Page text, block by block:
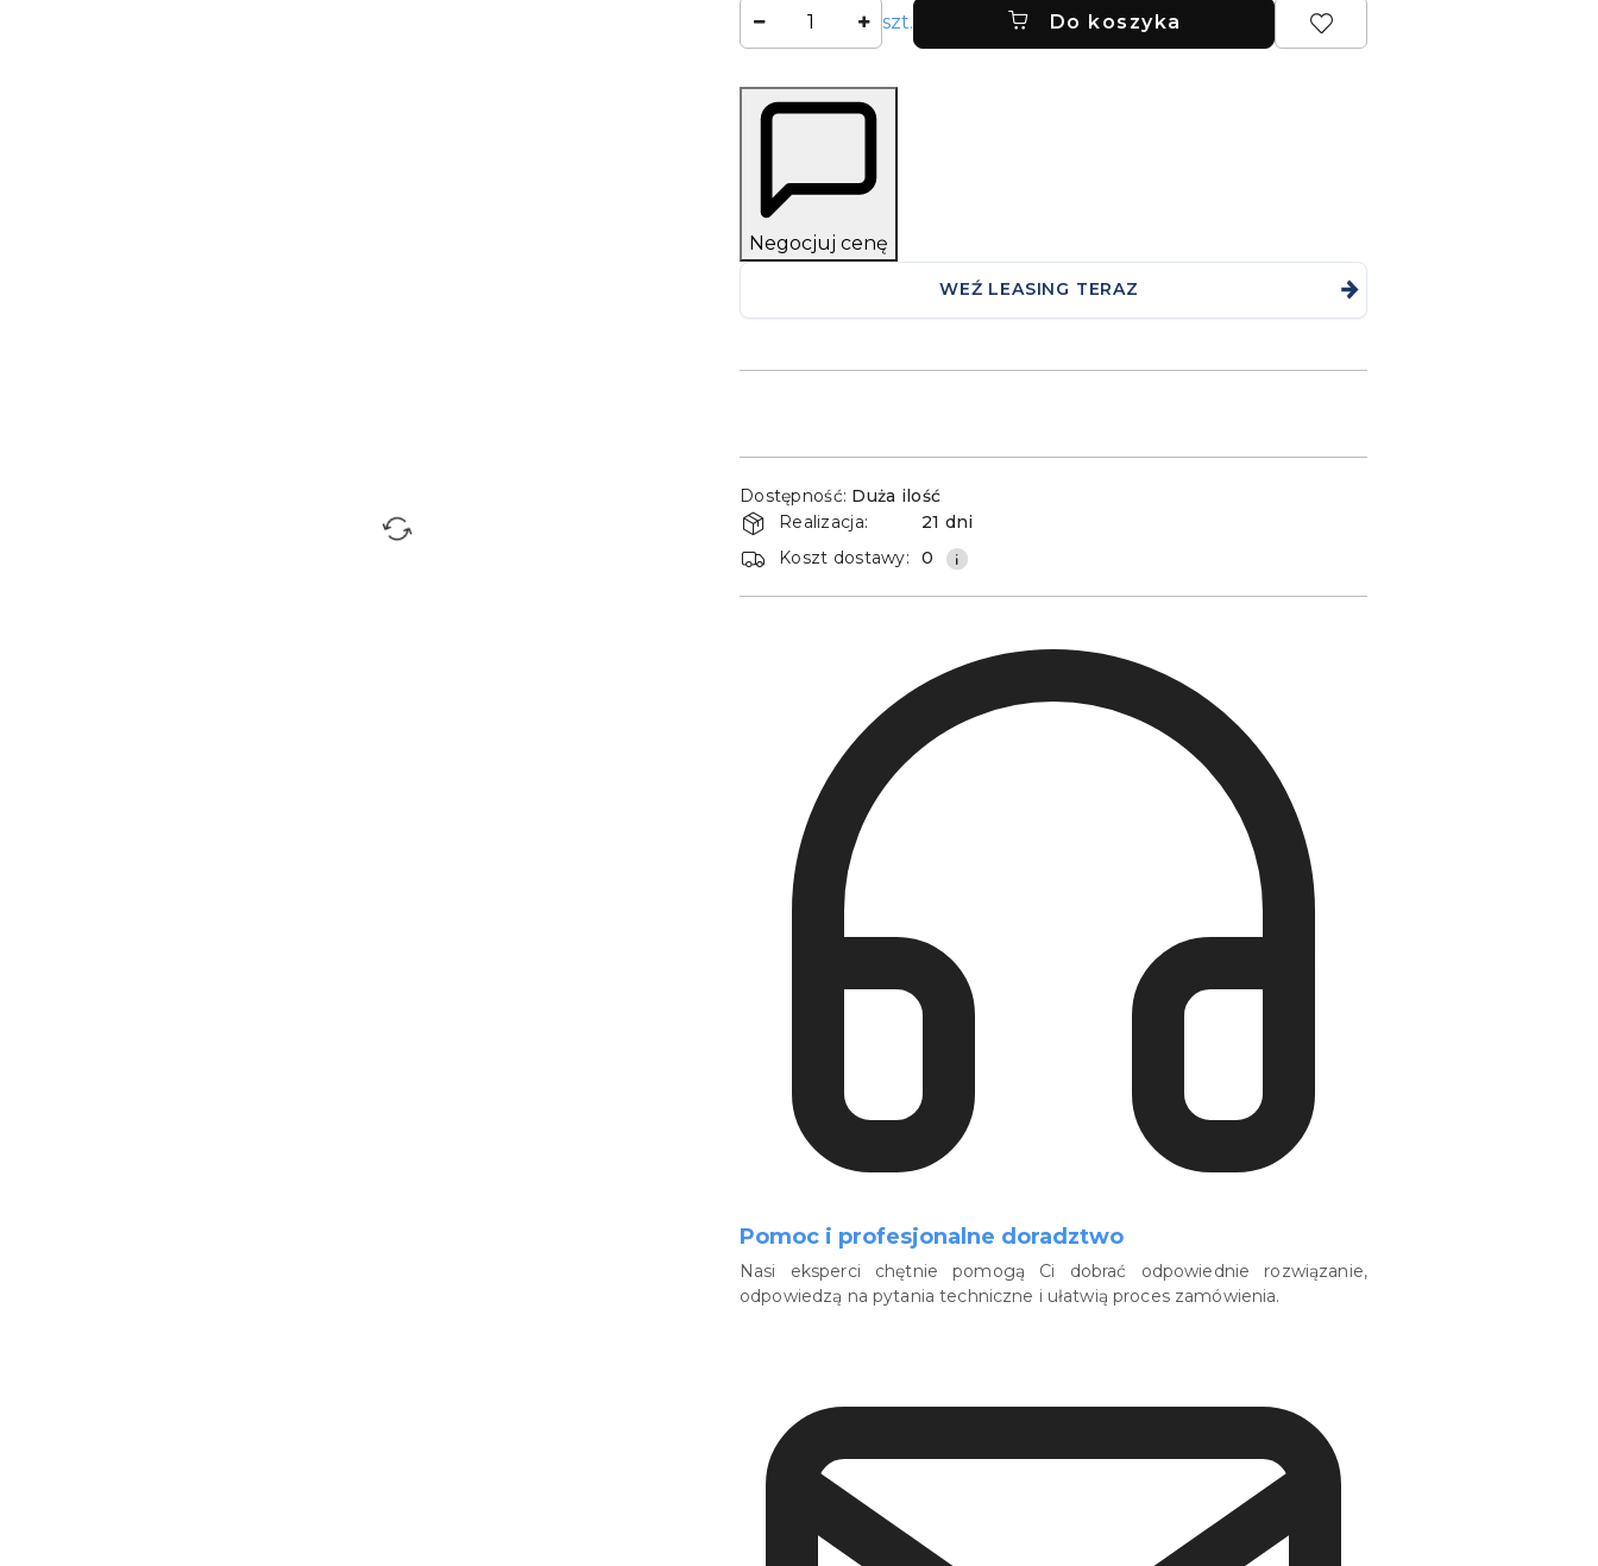
szt. Do koszyka
Negocjuj cenę
WEŹ LEASING TERAZ
i
dostawa
Dostępność: Duża ilość
Realizacja:
21 dni
Koszt dostawy:
0
Pomoc i profesjonalne doradztwo
Nasi eksperci chętnie pomogą Ci dobrać odpowiednie rozwiązanie,
odpowiedzą na pytania techniczne i ułatwią proces zamówienia.